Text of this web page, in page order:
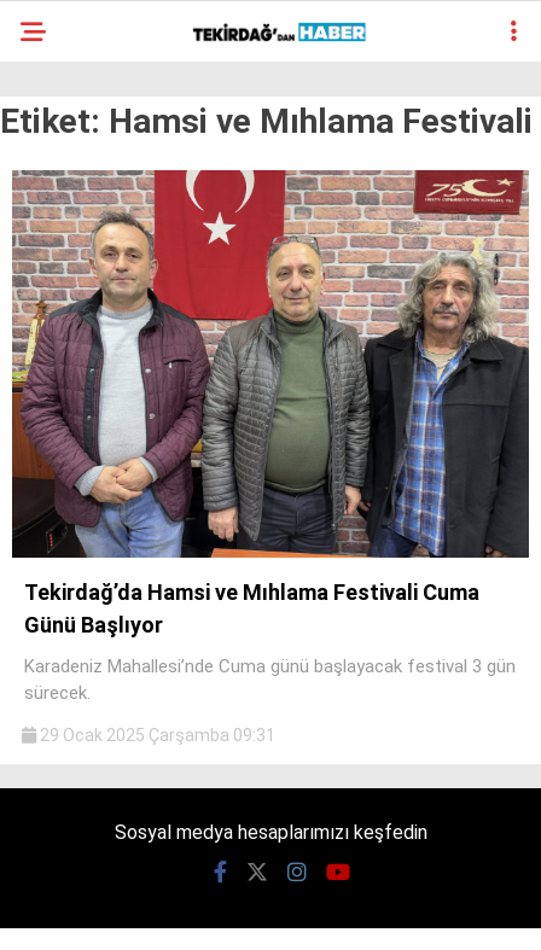
WhatsApp İhbar
Facebook
26°
GALERİ VİDEO YAZARLAR
SÜR MANŞET
ALT MANŞET
Etiket: Hamsi ve Mıhlama Festivali
Tekirdağ’da Hamsi ve Mıhlama Festivali Cuma
Günü Başlıyor
Karadeniz Mahallesi’nde Cuma günü başlayacak festival 3 gün
sürecek.
29 Ocak 2025 Çarşamba 09:31
Sosyal medya hesaplarımızı keşfedin